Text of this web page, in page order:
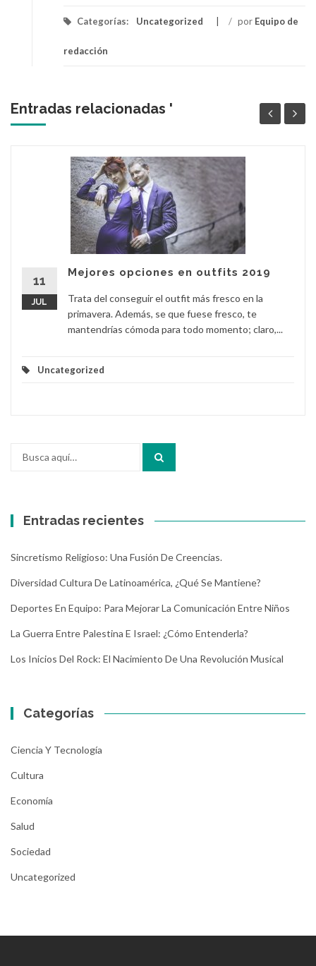
Categorías: Uncategorized / por Equipo de
redacción
Entradas relacionadas '
11
JUL
Mejores opciones en outfits 2019
Trata del conseguir el outfit más fresco en la
primavera. Además, se que fuese fresco, te
mantendrías cómoda para todo momento; claro,...
Uncategorized
Entradas recientes
Sincretismo Religioso: Una Fusión De Creencias.
Diversidad Cultura De Latinoamérica, ¿Qué Se Mantiene?
Deportes En Equipo: Para Mejorar La Comunicación Entre Niños
La Guerra Entre Palestina E Israel: ¿Cómo Entenderla?
Los Inicios Del Rock: El Nacimiento De Una Revolución Musical
Categorías
Ciencia Y Tecnología
Cultura
Economía
Salud
Sociedad
Uncategorized